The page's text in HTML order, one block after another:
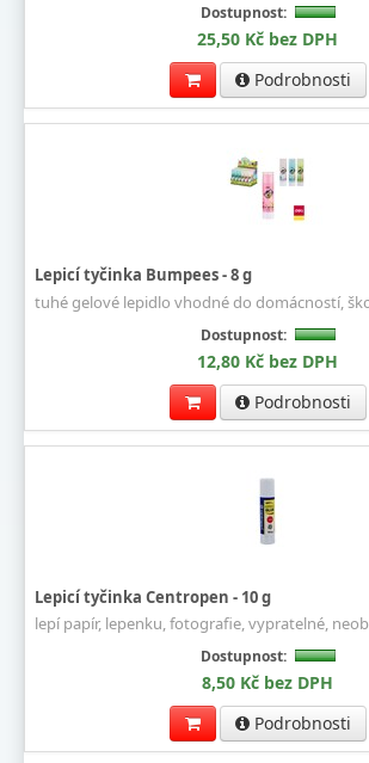
Dostupnost:
25,50 Kč bez DPH
Podrobnosti
Lepicí tyčinka Bumpees - 8 g
tuhé gelové lepidlo vhodné do domácností,
Dostupnost:
12,80 Kč bez DPH
Podrobnosti
Lepicí tyčinka Centropen - 10 g
lepí papír, lepenku, fotografie, vypratelné,
Dostupnost:
8,50 Kč bez DPH
Podrobnosti